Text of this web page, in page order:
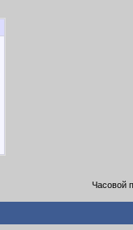
Часовой